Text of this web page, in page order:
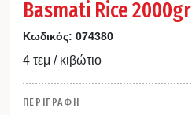
Basmati Rice 2000gr
Κωδικός: 074380
4 τεμ / κιβώτιο
ΠΕΡΙΓΡΑΦΗ